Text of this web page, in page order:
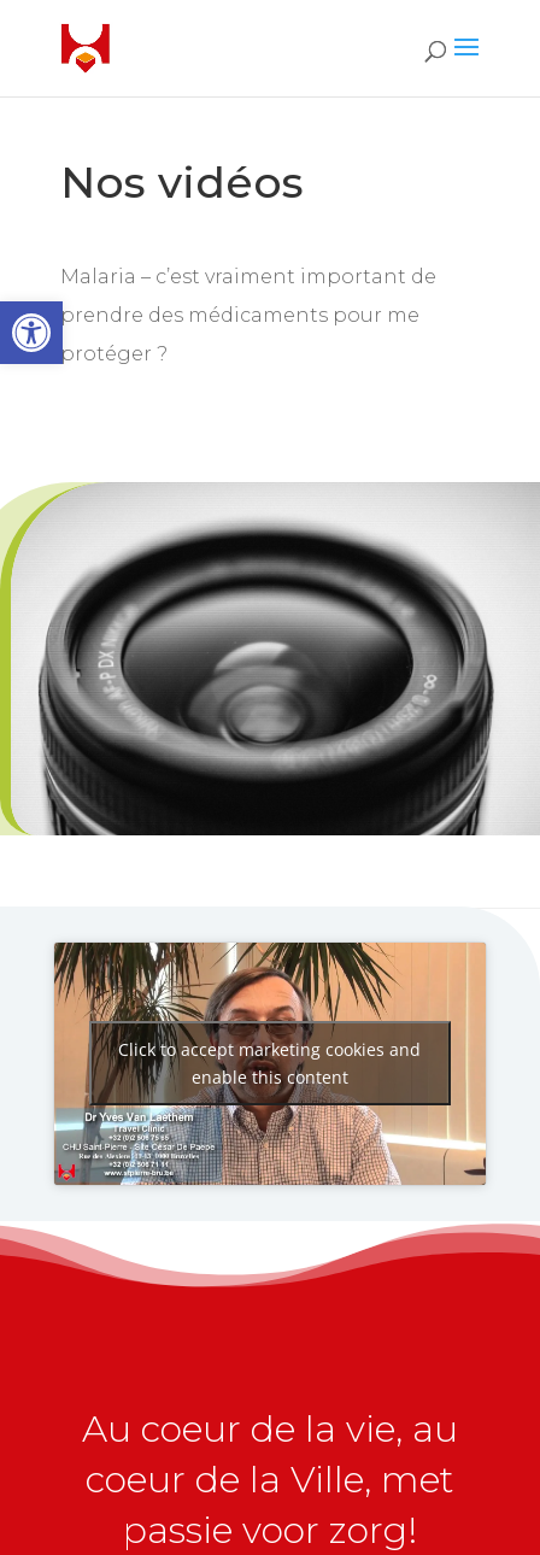
Open toolbar
Nos vidéos
Malaria – c’est vraiment important de
prendre des médicaments pour me
protéger ?
Click to accept marketing cookies and
enable this content
Au coeur de la vie, au
coeur de la Ville, met
passie voor zorg!